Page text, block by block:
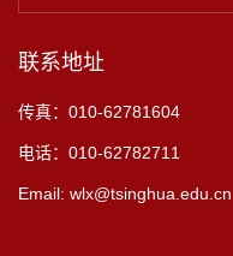
联系地址
传真：010-62781604
电话：010-62782711
Email: wlx@tsinghua.edu.cn